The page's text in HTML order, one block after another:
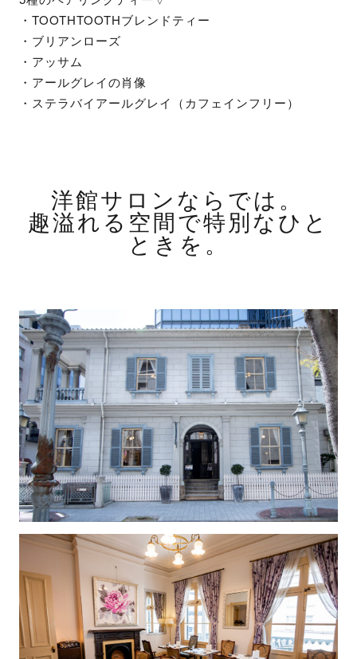
・TOOTHTOOTHブレンドティー
・ブリアンローズ
・アッサム
・アールグレイの肖像
・ステラバイアールグレイ（カフェインフリー）
洋館サロンならでは。
趣溢れる空間で特別なひと
ときを。